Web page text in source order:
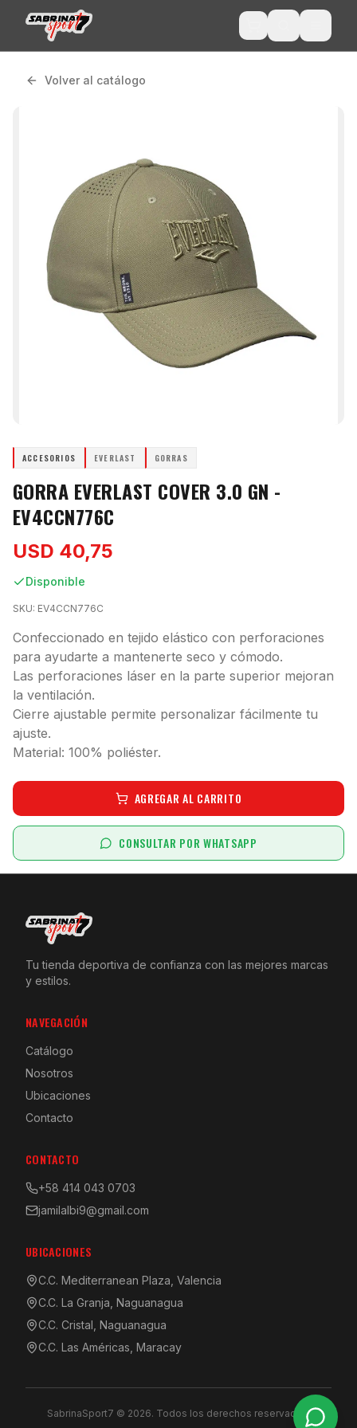
Volver al catálogo
ACCESORIOS EVERLAST GORRAS
GORRA EVERLAST COVER 3.0 GN -
EV4CCN776C
USD 40,75
Disponible
SKU: EV4CCN776C
Confeccionado en tejido elástico con perforaciones
para ayudarte a mantenerte seco y cómodo.
Las perforaciones láser en la parte superior mejoran
la ventilación.
Cierre ajustable permite personalizar fácilmente tu
ajuste.
Material: 100% poliéster.
AGREGAR AL CARRITO
CONSULTAR POR WHATSAPP
Tu tienda deportiva de confianza con las mejores marcas
y estilos.
NAVEGACIÓN
Catálogo
Nosotros
Ubicaciones
Contacto
CONTACTO
+58 414 043 0703
jamilalbi9@gmail.com
UBICACIONES
C.C. Mediterranean Plaza, Valencia
C.C. La Granja, Naguanagua
C.C. Cristal, Naguanagua
C.C. Las Américas, Maracay
SabrinaSport7 © 2026. Todos los derechos reservados.